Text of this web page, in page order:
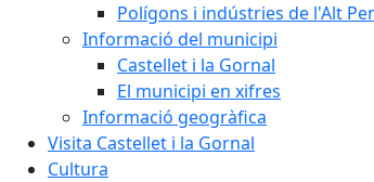
Polígons i indústries de l'Alt
Informació del municipi
Castellet i la Gornal
El municipi en xifres
Informació geogràfica
Visita Castellet i la Gornal
Cultura